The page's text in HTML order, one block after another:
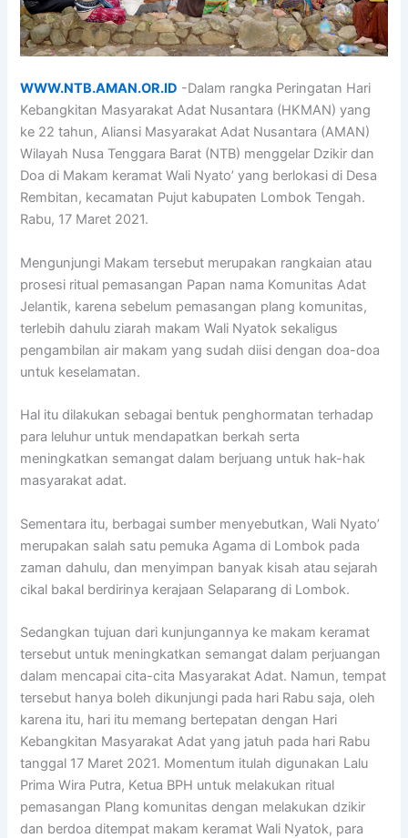
WWW.NTB.AMAN.OR.ID -Dalam rangka Peringatan Hari
Kebangkitan Masyarakat Adat Nusantara (HKMAN) yang
ke 22 tahun, Aliansi Masyarakat Adat Nusantara (AMAN)
Wilayah Nusa Tenggara Barat (NTB) menggelar Dzikir dan
Doa di Makam keramat Wali Nyato’ yang berlokasi di Desa
Rembitan, kecamatan Pujut kabupaten Lombok Tengah.
Rabu, 17 Maret 2021.
Mengunjungi Makam tersebut merupakan rangkaian atau
prosesi ritual pemasangan Papan nama Komunitas Adat
Jelantik, karena sebelum pemasangan plang komunitas,
terlebih dahulu ziarah makam Wali Nyatok sekaligus
pengambilan air makam yang sudah diisi dengan doa-doa
untuk keselamatan.
Hal itu dilakukan sebagai bentuk penghormatan terhadap
para leluhur untuk mendapatkan berkah serta
meningkatkan semangat dalam berjuang untuk hak-hak
masyarakat adat.
Sementara itu, berbagai sumber menyebutkan, Wali Nyato’
merupakan salah satu pemuka Agama di Lombok pada
zaman dahulu, dan menyimpan banyak kisah atau sejarah
cikal bakal berdirinya kerajaan Selaparang di Lombok.
Sedangkan tujuan dari kunjungannya ke makam keramat
tersebut untuk meningkatkan semangat dalam perjuangan
dalam mencapai cita-cita Masyarakat Adat. Namun, tempat
tersebut hanya boleh dikunjungi pada hari Rabu saja, oleh
karena itu, hari itu memang bertepatan dengan Hari
Kebangkitan Masyarakat Adat yang jatuh pada hari Rabu
tanggal 17 Maret 2021. Momentum itulah digunakan Lalu
Prima Wira Putra, Ketua BPH untuk melakukan ritual
pemasangan Plang komunitas dengan melakukan dzikir
dan berdoa ditempat makam keramat Wali Nyatok, para